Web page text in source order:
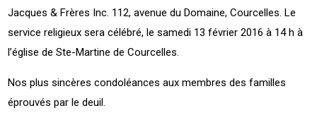
Jacques & Frères Inc. 112, avenue du Domaine, Courcelles. Le
service religieux sera célébré, le samedi 13 février 2016 à 14 h à
l’église de Ste-Martine de Courcelles.
Nos plus sincères condoléances aux membres des familles
éprouvés par le deuil.